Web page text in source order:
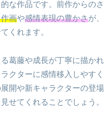
な作品です。前作からのさ
画や感情表現の豊かさが、
くれます。
葛藤や成長が丁寧に描かれ
クターに感情移入しやすく
開や新キャラクターの登場
せてくれることでしょう。